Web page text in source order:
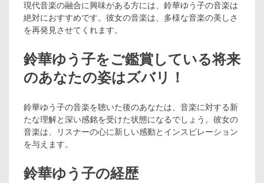
現代音楽の融合に興味がある方には、鈴華ゆう子の音楽は
絶対におすすめです。彼女の音楽は、多様な音楽の美しさ
を再発見させてくれます。
鈴華ゆう子をご鑑賞している将来
のあなたの姿はズバリ！
鈴華ゆう子の音楽を聴いた後のあなたは、音楽に対する新
たな理解と深い感銘を受けた状態になるでしょう。彼女の
音楽は、リスナーの心に新しい感動とインスピレーション
を与えます。
鈴華ゆう子の経歴